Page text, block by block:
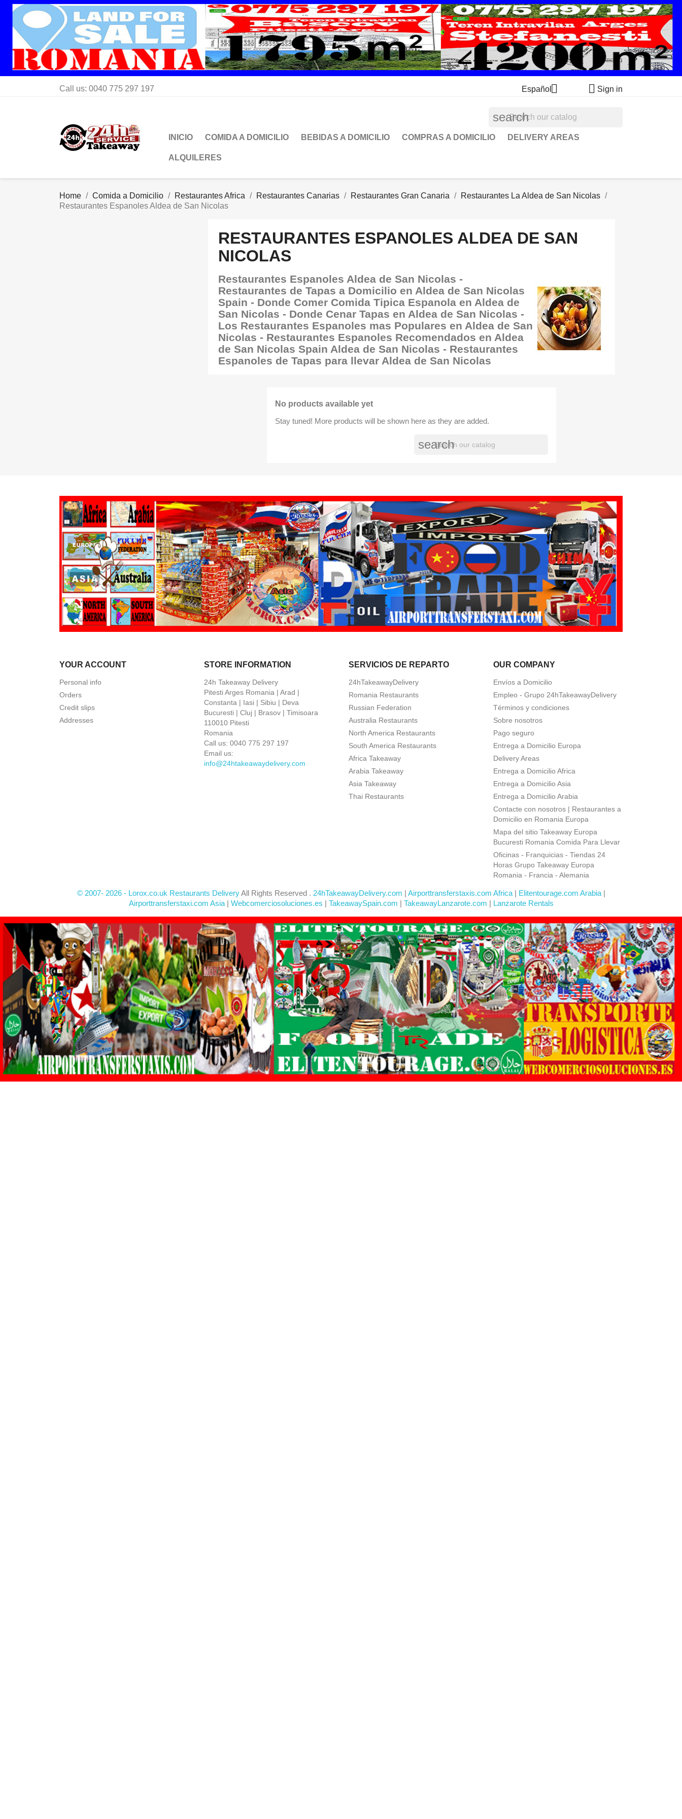
Call us: 0040 775 297 197 Español  Sign in
search
INICIO COMIDA A DOMICILIO BEBIDAS A DOMICILIO COMPRAS A DOMICILIO DELIVERY AREAS
ALQUILERES
Home Comida a Domicilio Restaurantes Africa Restaurantes Canarias Restaurantes Gran Canaria
Restaurantes La Aldea de San Nicolas
Restaurantes Espanoles Aldea de San Nicolas
RESTAURANTES ESPANOLES ALDEA DE SAN
NICOLAS
Restaurantes Espanoles Aldea de San Nicolas -
Restaurantes de Tapas a Domicilio en Aldea de San Nicolas
Spain - Donde Comer Comida Tipica Espanola en Aldea de
San Nicolas - Donde Cenar Tapas en Aldea de San Nicolas -
Los Restaurantes Espanoles mas Populares en Aldea de San
Nicolas - Restaurantes Espanoles Recomendados en Aldea
de San Nicolas Spain Aldea de San Nicolas - Restaurantes
Espanoles de Tapas para llevar Aldea de San Nicolas
No products available yet
Stay tuned! More products will be shown here as they are added.
search
YOUR ACCOUNT
Personal info
Orders
Credit slips
Addresses
STORE INFORMATION
24h Takeaway Delivery
Pitesti Arges Romania | Arad |
Constanta | Iasi | Sibiu | Deva
Bucuresti | Cluj | Brasov | Timisoara
110010 Pitesti
Romania
Call us: 0040 775 297 197
Email us:
info@24htakeawaydelivery.com
SERVICIOS DE REPARTO
24hTakeawayDelivery
Romania Restaurants
Russian Federation
Australia Restaurants
North America Restaurants
South America Restaurants
Africa Takeaway
Arabia Takeaway
Asia Takeaway
Thai Restaurants
OUR COMPANY
Envíos a Domicilio
Empleo - Grupo 24hTakeawayDelivery
Términos y condiciones
Sobre nosotros
Pago seguro
Entrega a Domicilio Europa
Delivery Areas
Entrega a Domicilio Africa
Entrega a Domicilio Asia
Entrega a Domicilio Arabia
Contacte con nosotros | Restaurantes a
Domicilio en Romania Europa
Mapa del sitio Takeaway Europa
Bucuresti Romania Comida Para Llevar
Oficinas - Franquicias - Tiendas 24
Horas Grupo Takeaway Europa
Romania - Francia - Alemania
© 2007- 2026 - Lorox.co.uk Restaurants DeliveryAll Rights Reserved . 24hTakeawayDelivery.com | Airporttransferstaxis.com Africa| Elitentourage.com Arabia|
Airporttransferstaxi.com Asia | Webcomerciosoluciones.es | TakeawaySpain.com | TakeawayLanzarote.com | Lanzarote Rentals